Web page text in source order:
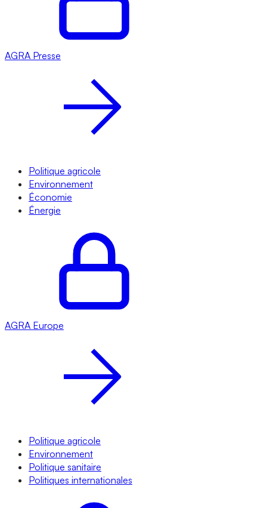
AGRA Presse
Politique agricole
Environnement
Économie
Énergie
AGRA Europe
Politique agricole
Environnement
Politique sanitaire
Politiques internationales